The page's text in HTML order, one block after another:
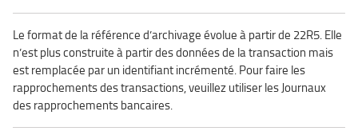
Le format de la référence d’archivage évolue à partir de 22R5. Elle
n’est plus construite à partir des données de la transaction mais
est remplacée par un identifiant incrémenté. Pour faire les
rapprochements des transactions, veuillez utiliser les Journaux
des rapprochements bancaires.